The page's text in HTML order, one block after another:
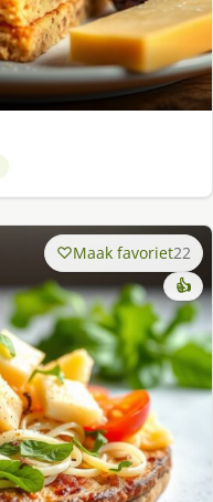
Maak favoriet22
👍